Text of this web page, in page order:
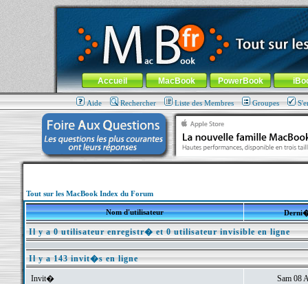
MacBook-fr.com : 100% Apple... 100% nomade !
Aller au contenu-Aller au menu général-Aller au menu de
Menu général
Accueil MacBook PowerBook
Aide Rechercher Liste des Membres Groupes
Tout sur les MacBook Index du Forum
Nom d'utilisateur
Il y a 0 utilisateur enregistr� et 0 utilisateur invisible en ligne
Il y a 143 invit�s en ligne
Invit�
Sam 08